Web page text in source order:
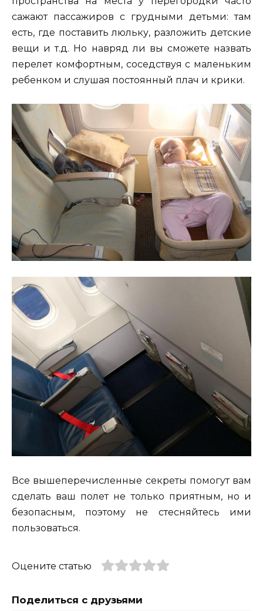
сажают пассажиров с грудными детьми: там
есть, где поставить люльку, разложить детские
вещи и т.д. Но навряд ли вы сможете назвать
перелет комфортным, соседствуя с маленьким
ребенком и слушая постоянный плач и крики.
Все вышеперечисленные секреты помогут вам
сделать ваш полет не только приятным, но и
безопасным, поэтому не стесняйтесь ими
пользоваться.
Оцените статью
Поделиться с друзьями